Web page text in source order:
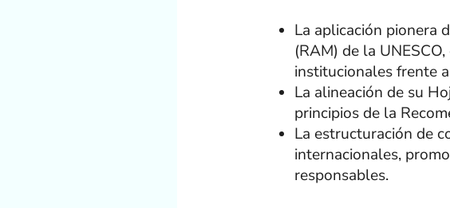
La aplicación pionera
(RAM) de la
institucionales frente
La alineación de su
principios de la
La estructuración de
internacionales,
responsables.